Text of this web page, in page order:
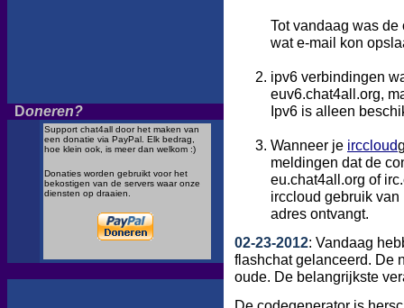
Doneren?
Support chat4all door het maken van
een donatie via PayPal. Elk bedrag,
hoe klein ook, is meer dan welkom :)
Donaties worden gebruikt voor het
bekostigen van de servers waar onze
diensten op draaien.
Tot vandaag was
wat e-mail kon
ipv6 verbindingen
euv6.chat4all.org,
Ipv6 is alleen
Wanneer je irccloud
meldingen dat de
eu.chat4all.org of
irccloud gebruik
adres ontvangt.
02-23-2012: Vandaag
flashchat gelanceerd. De
oude. De belangrijkste